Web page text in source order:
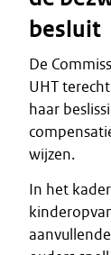
besluit
De
UHT
haar
wijzen.
In het